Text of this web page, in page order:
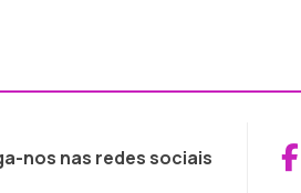
nos nas redes sociais